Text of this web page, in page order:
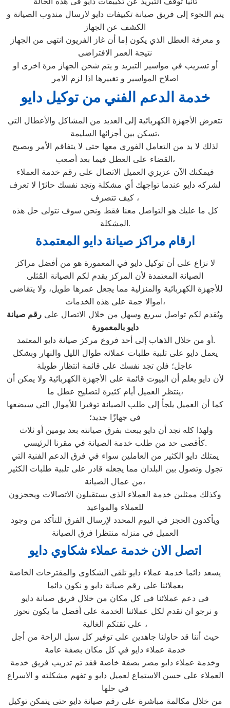
يتم اللجوء إلى فريق صيانة تكييفات دايو لارسال مندوب الصيانة و
الكشف عن الجهاز
و معرفة العطل الذي يكون إما أن غاز الفريون انتهى من الجهاز
نتيجة العمر الافتراضى
أو تسريب في مواسير التبريد و يتم شحن الجهاز مرة اخرى او
اصلاح المواسير و تغييرها اذا لزم الامر
خدمة الدعم الفني من توكيل دايو
تتعرض الأجهزة الكهربائية إلى العديد من المشاكل والأعطال التي
تسكن بين أجزائها السليمة،
لذلك لا بد من التعامل الفوري معها حتى لا يتفاقم الأمر ويصبح
القضاء على العطل فيما بعد أصعب،
فيمكنك الآن عزيزي العميل الاتصال على رقم خدمة العملاء
لشركه دايو عندما تواجهك أي مشكلة وتجد نفسك حائرًا لا تعرف
كيف تتصرف ،
كل ما عليك هو التواصل معنا فقط ونحن سوف نتولى حل هذه
المشكلة.
ارقام مراكز صيانة دايو المعتمدة
لا نزاع على أن توكيل دايو في المعمورة هو من أفضل مراكز
الصيانة المعتمدة لأن المركز يقدم لكم الصيانة المُثلى
اموالا جمة على هذه الخدمات،
ويُقدم لكم تواصل سريع وسهل من خلال الاتصال على رقم صيانة
دايو بالمعمورة
أو من خلال الذهاب إلى أحد فروع مركز صيانة دايو المعتمد.
يعمل دايو على تلبية طلبات عملائه طوال الليل والنهار وبشكل
عاجل؛ فلن تجد نفسك على قائمة انتظار طويلة
لأن دايو يعلم أن البيوت قائمة على الأجهزة الكهربائية ولا يمكن أن
ينتظر العميل أيام كثيرة لتصليح عطل ما،
كما أن العميل يلجأ إلى طلب الصيانة توفيرا للأموال التي سيضعها
في جهازًا جديد؛
كأقصى حد من طلب خدمة الصيانة في مقرنا الرئيسي.
يمتلك دايو الكثير من العاملين سواء في فرق الدعم الفنية التي
تجول وتصول بين البلدان مما يجعله قادر على تلبية طلبات الكثير
من عمال الصيانة،
وكذلك ممثلين خدمة العملاء الذي يستقبلون الاتصالات ويحجزون
للعملاء والمواعيد
ويأكدون الحجز في اليوم المحدد لإرسال الفرق للتأكد من وجود
العميل في منزله منتظرا فرق الصيانة
اتصل الان خدمة عملاء شكاوي دايو
يسعد دائما خدمة عملاء دايو تلقى الشكاوى والمقترحات الخاصة
بعملائنا على رقم صيانة دايو و نكون دائما
فى دعم عملائنا فى كل مكان من خلال فريق صيانة دايو
على ثقتكم الغالية ،
حيث أننا قد حاولنا جاهدين على توفير كل سبل الراحة من أجل
خدمة عملاء دايو في كل مكان بصفة عامة
وخدمة عملاء دايو مصر بصفة خاصة فقد تم تدريب فريق خدمة
العملاء على حسن الاستماع لعميل دايو و تفهم مشكلته و الاسراع
في حلها
من خلال مكالمة مباشرة على رقم صيانة دايو حتى يتمكن توكيل